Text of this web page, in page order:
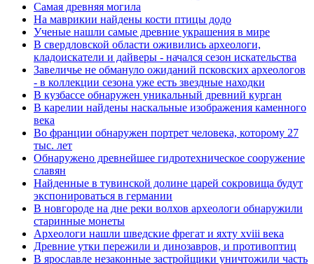
Самая древняя могила
На маврикии найдены кости птицы додо
Ученые нашли самые древние украшения в мире
В свердловской области оживились археологи,
кладоискатели и дайверы - начался сезон искательства
Завеличье не обмануло ожиданий псковских археологов
- в коллекции сезона уже есть звездные находки
В кузбассе обнаружен уникальный древний курган
В карелии найдены наскальные изображения каменного
века
Во франции обнаружен портрет человека, которому 27
тыс. лет
Обнаружено древнейшее гидротехническое сооружение
славян
Найденные в тувинской долине царей сокровища будут
экспонироваться в германии
В новгороде на дне реки волхов археологи обнаружили
старинные монеты
Археологи нашли шведские фрегат и яхту xviii века
Древние утки пережили и динозавров, и противоптиц
В ярославле незаконные застройщики уничтожили часть